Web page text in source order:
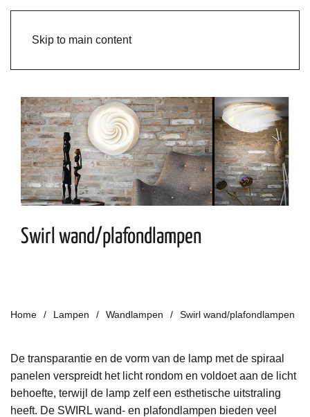
Skip to main content
Swirl wand/plafondlampen
Home Lampen Wandlampen Swirl wand/plafondlampen
De transparantie en de vorm van de lamp met de spiraal
panelen verspreidt het licht rondom en voldoet aan de licht
behoefte, terwijl de lamp zelf een esthetische uitstraling
heeft. De SWIRL wand- en plafondlampen bieden veel